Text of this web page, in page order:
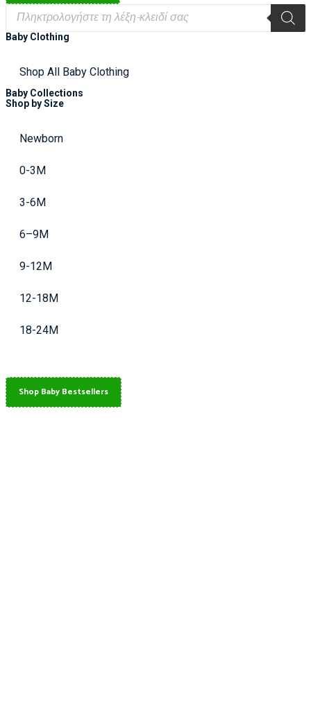
Baby Clothing
Shop All Baby Clothing
Baby Collections
Shop by Size
Newborn
0-3M
3-6M
6–9M
9-12M
12-18M
18-24M
Shop Baby Bestsellers